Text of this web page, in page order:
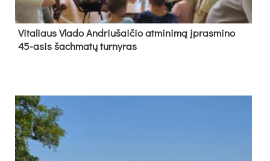
Vi­ta­liaus Vla­do And­riu­šai­čio at­mi­ni­mą įpras­mi­no
45-asis šach­ma­tų tur­ny­ras